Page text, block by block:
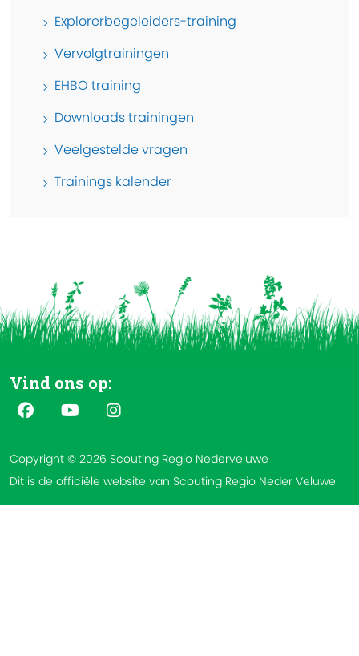
Explorerbegeleiders-training
Vervolgtrainingen
EHBO training
Downloads trainingen
Veelgestelde vragen
Trainings kalender
Vind ons op:
Copyright © 2026 Scouting Regio Nederveluwe
Dit is de officiële website van Scouting Regio Neder Veluwe